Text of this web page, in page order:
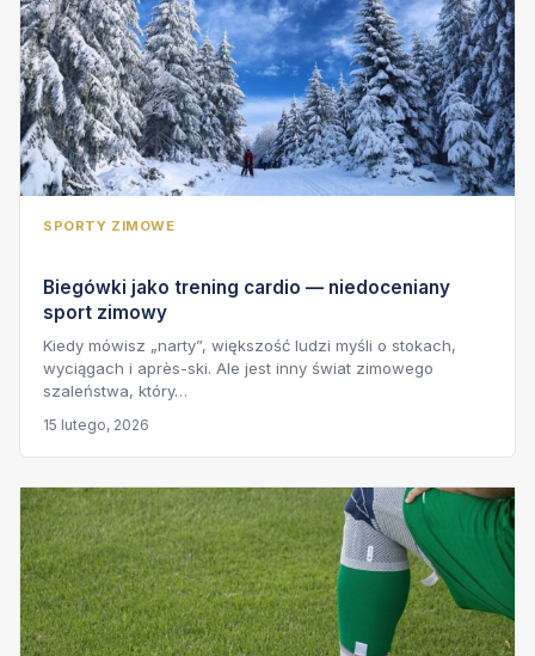
SPORTY ZIMOWE
Biegówki jako trening cardio — niedoceniany
sport zimowy
Kiedy mówisz „narty”, większość ludzi myśli o stokach,
wyciągach i après-ski. Ale jest inny świat zimowego
szaleństwa, który…
15 lutego, 2026